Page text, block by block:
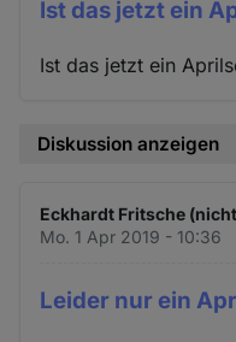
Ist das jetzt ein
Ist das jetzt ein
Diskussion anzeigen
Eckhardt Fritsche
Mo. 1 Apr 2019 - 10:36
Leider nur ein